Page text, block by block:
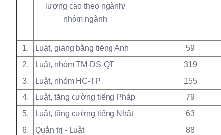
lượng cao theo ngành/
nhóm ngành
1. Luật, giảng bằng tiếng Anh
59
2.
Luật, nhóm TM-DS-QT
319
3.
Luật, nhóm HC-TP
155
4.
Luật, tăng cường tiếng Pháp
79
5.
Luật, tăng cường tiếng Nhật
63
6.
Quản trị - Luật
88